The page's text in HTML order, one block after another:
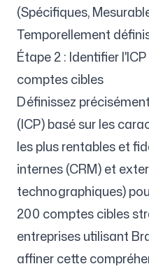
(Spécifiques,
Temporellement
Étape 2 : Identifier
comptes cibles
Définissez
(ICP) basé sur les
les plus rentables et
internes (CRM) et
technographiques)
200 comptes cibles
entreprises utilisant
affiner cette